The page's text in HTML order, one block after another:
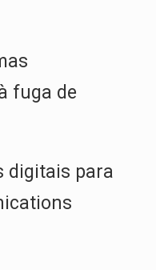
fuga de
digitais para